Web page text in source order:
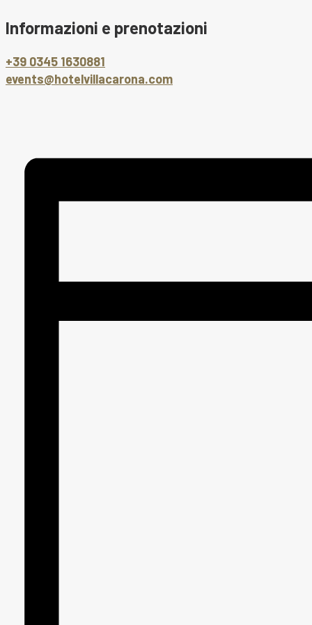
Informazioni e prenotazioni
+39 0345 1630881
events@hotelvillacarona.com